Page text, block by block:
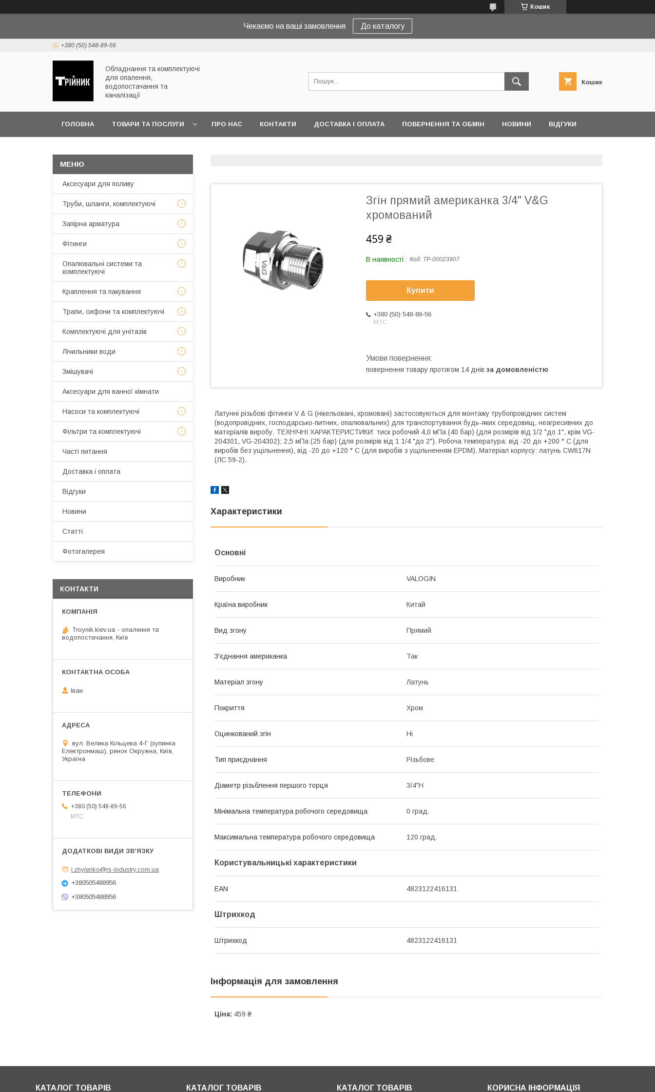
Кошик
Чекаємо на ваші замовлення До каталогу
+380 (50) 548-89-56
Обладнання та комплектуючі
для опалення,
водопостачання та
каналізації
Кошик
ГОЛОВНА ТОВАРИ ТА ПОСЛУГИ ПРО НАС КОНТАКТИ ДОСТАВКА І ОПЛАТА ПОВЕРНЕННЯ ТА ОБМІН НОВИНИ ВІДГУКИ
Згін прямий американка 3/4" V&G
хромований
459 ₴
В наявності Код: ТР-00023907
Купити
+380 (50) 548-89-56
МТС
повернення товару протягом 14 днів за домовленістю
Латунні різьбові фітинги V & G (нікельовані, хромовані) застосовуються для монтажу трубопровідних систем
(водопровідних, господарсько-питних, опалювальних) для транспортування будь-яких середовищ, неагресивних до
матеріалів виробу. ТЕХНІЧНІ ХАРАКТЕРИСТИКИ: тиск робочий 4,0 мПа (40 бар) (для розмірів від 1/2 "до 1", крім VG-
204301, VG-204302); 2,5 мПа (25 бар) (для розмірів від 1 1/4 "до 2"). Робоча температура: від -20 до +200 ° С (для
виробів без ущільнення), від -20 до +120 ° С (для виробів з ущільненням EPDM). Матеріал корпусу: латунь CW617N
(ЛС 59-2).
Характеристики
Основні
Виробник VALOGIN
Країна виробник Китай
Вид згону Прямий
З'єднання американка Так
Матеріал згону Латунь
Покриття Хром
Оцинкований згін Ні
Тип приєднання Різьбове
Діаметр різьблення першого торця 3/4"Н
Мінімальна температура робочого середовища 0 град.
Максимальна температура робочого середовища 120 град.
Користувальницькі характеристики
EAN 4823122416131
Штрихкод
Штрихкод 4823122416131
Інформація для замовлення
Ціна: 459 ₴
Аксесуари для поливу
Труби, шланги, комплектуючі
Запірна арматура
Фітинги
Опалювальні системи та
комплектуючі
Краплення та пакування
Трапи, сифони та комплектуючі
Комплектуючі для унітазів
Лічильники води
Змішувачі
Аксесуари для ванної кімнати
Насоси та комплектуючі
Фільтри та комплектуючі
Часті питання
Доставка і оплата
Відгуки
Новини
Статті
Фотогалерея
КОНТАКТИ
Troynik.kiev.ua - опалення та
водопостачання, Київ
Іван
вул. Велика Кільцева 4-Г (зупинка
Електронмаш), ринок Окружна, Київ,
Україна
+380 (50) 548-89-56
МТС
i.zhylenko@rs-industry.com.ua
+380505488956
+380505488956
КАТАЛОГ ТОВАРІВ КАТАЛОГ ТОВАРІВ КАТАЛОГ ТОВАРІВ КОРИСНА ІНФОРМАЦІЯ